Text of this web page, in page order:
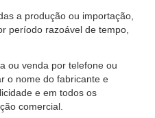
a produção ou importação,
período razoável de tempo,
ou venda por telefone ou
o nome do fabricante e
e em todos os
comercial.